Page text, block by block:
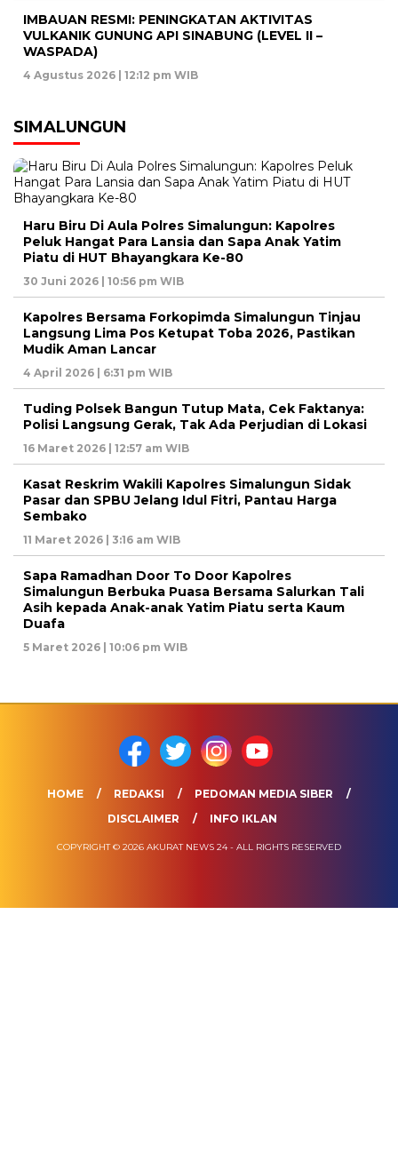
IMBAUAN RESMI: PENINGKATAN AKTIVITAS
VULKANIK GUNUNG API SINABUNG (LEVEL II –
WASPADA)
4 Agustus 2026 | 12:12 pm WIB
SIMALUNGUN
Haru Biru Di Aula Polres Simalungun: Kapolres
Peluk Hangat Para Lansia dan Sapa Anak Yatim
Piatu di HUT Bhayangkara Ke-80
30 Juni 2026 | 10:56 pm WIB
Kapolres Bersama Forkopimda Simalungun Tinjau
Langsung Lima Pos Ketupat Toba 2026, Pastikan
Mudik Aman Lancar
4 April 2026 | 6:31 pm WIB
Tuding Polsek Bangun Tutup Mata, Cek Faktanya:
Polisi Langsung Gerak, Tak Ada Perjudian di Lokasi
16 Maret 2026 | 12:57 am WIB
Kasat Reskrim Wakili Kapolres Simalungun Sidak
Pasar dan SPBU Jelang Idul Fitri, Pantau Harga
Sembako
11 Maret 2026 | 3:16 am WIB
Sapa Ramadhan Door To Door Kapolres
Simalungun Berbuka Puasa Bersama Salurkan Tali
Asih kepada Anak-anak Yatim Piatu serta Kaum
Duafa
5 Maret 2026 | 10:06 pm WIB
HOME REDAKSI
PEDOMAN MEDIA SIBER
DISCLAIMER
INFO IKLAN
COPYRIGHT © 2026 AKURAT NEWS 24 - ALL RIGHTS RESERVED